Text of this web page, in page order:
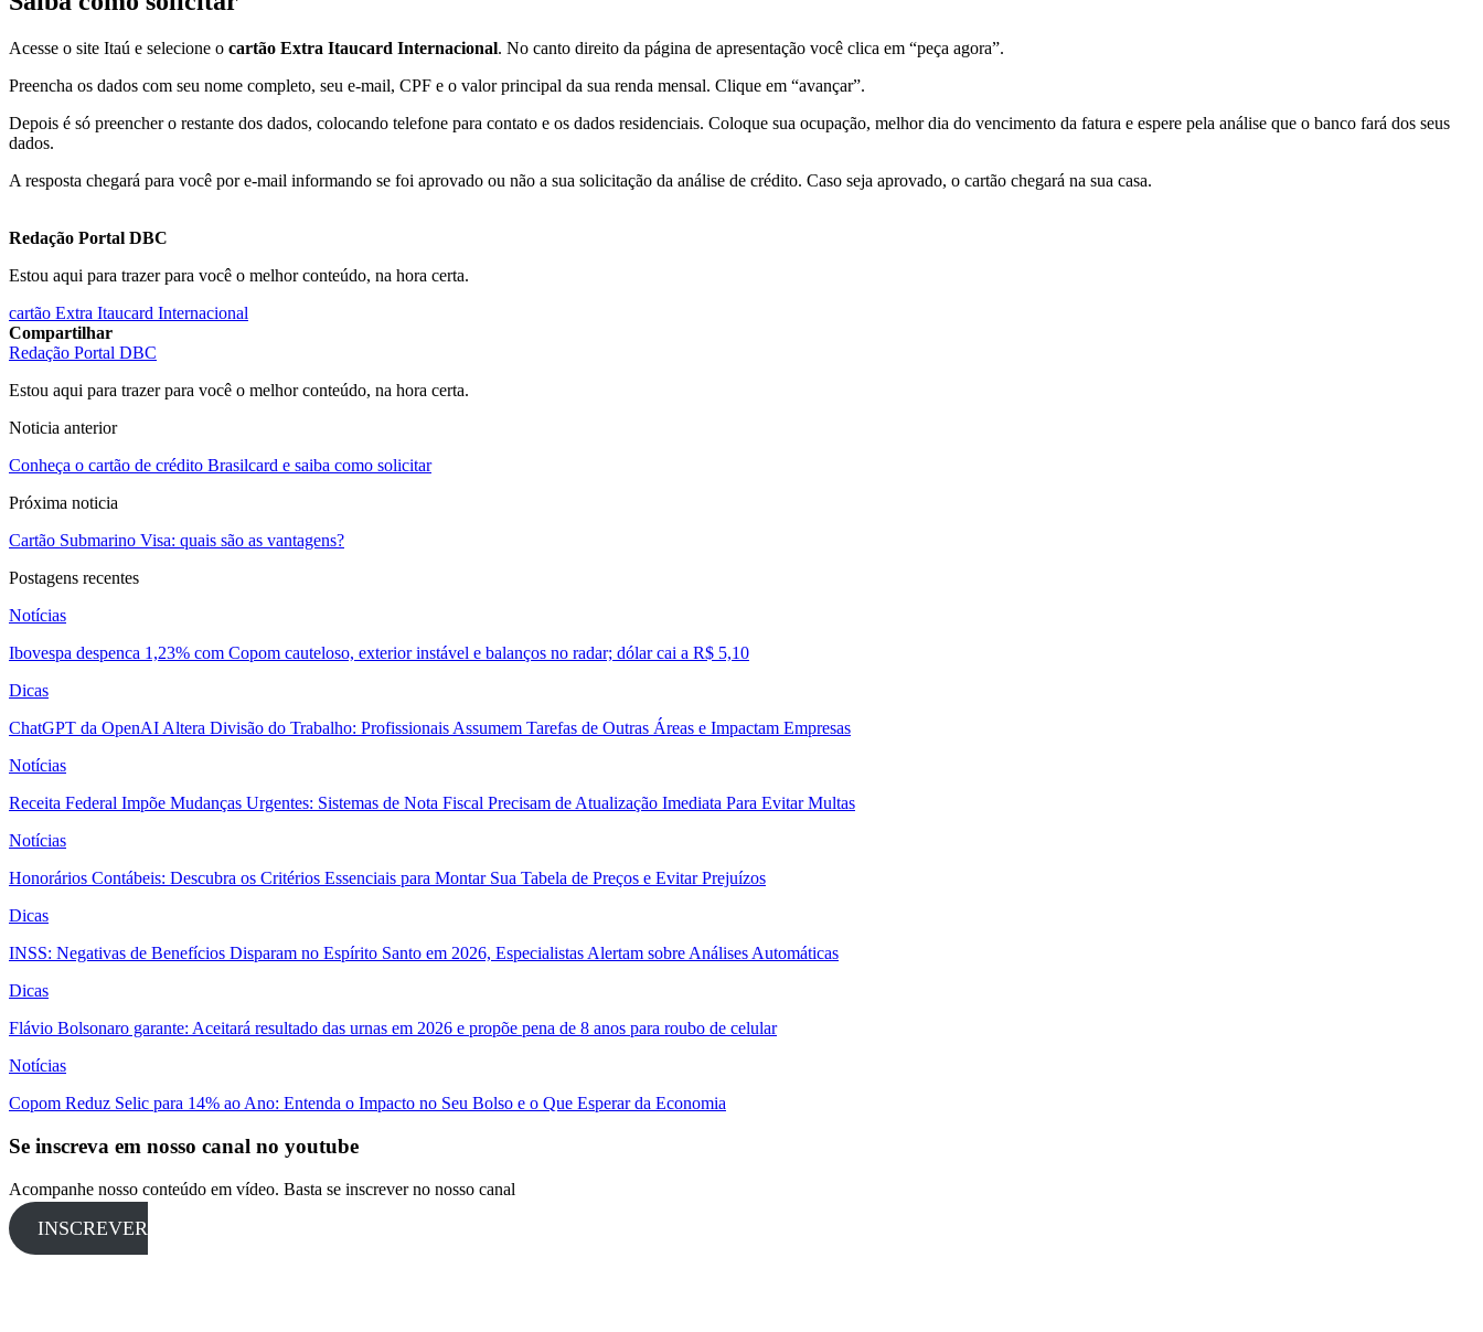
Acesse o site Itaú e selecione o cartão Extra Itaucard Internacional. No canto direito da página de apresentação você clica em “peça agora”.
Preencha os dados com seu nome completo, seu e-mail, CPF e o valor principal da sua renda mensal. Clique em “avançar”.
Depois é só preencher o restante dos dados, colocando telefone para contato e os dados residenciais. Coloque sua ocupação, melhor dia do vencimento da fatura e espere pela análise que o banco fará dos seus
dados.
A resposta chegará para você por e-mail informando se foi aprovado ou não a sua solicitação da análise de crédito. Caso seja aprovado, o cartão chegará na sua casa.
Redação Portal DBC
Estou aqui para trazer para você o melhor conteúdo, na hora certa.
cartão Extra Itaucard Internacional
Compartilhar
Redação Portal DBC
Estou aqui para trazer para você o melhor conteúdo, na hora certa.
Noticia anterior
Conheça o cartão de crédito Brasilcard e saiba como solicitar
Próxima noticia
Cartão Submarino Visa: quais são as vantagens?
Postagens recentes
Notícias
Ibovespa despenca 1,23% com Copom cauteloso, exterior instável e balanços no radar; dólar cai a R$ 5,10
Dicas
ChatGPT da OpenAI Altera Divisão do Trabalho: Profissionais Assumem Tarefas de Outras Áreas e Impactam Empresas
Notícias
Receita Federal Impõe Mudanças Urgentes: Sistemas de Nota Fiscal Precisam de Atualização Imediata Para Evitar Multas
Notícias
Honorários Contábeis: Descubra os Critérios Essenciais para Montar Sua Tabela de Preços e Evitar Prejuízos
Dicas
INSS: Negativas de Benefícios Disparam no Espírito Santo em 2026, Especialistas Alertam sobre Análises Automáticas
Dicas
Flávio Bolsonaro garante: Aceitará resultado das urnas em 2026 e propõe pena de 8 anos para roubo de celular
Notícias
Copom Reduz Selic para 14% ao Ano: Entenda o Impacto no Seu Bolso e o Que Esperar da Economia
Se inscreva em nosso canal no youtube
Acompanhe nosso conteúdo em vídeo. Basta se inscrever no nosso canal
INSCREVER